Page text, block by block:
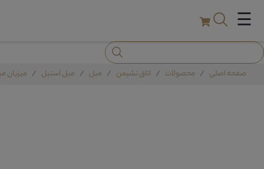
☰
صفحه اصلی محصولات اتاق نشیمن مبل مبل استیل میزبان